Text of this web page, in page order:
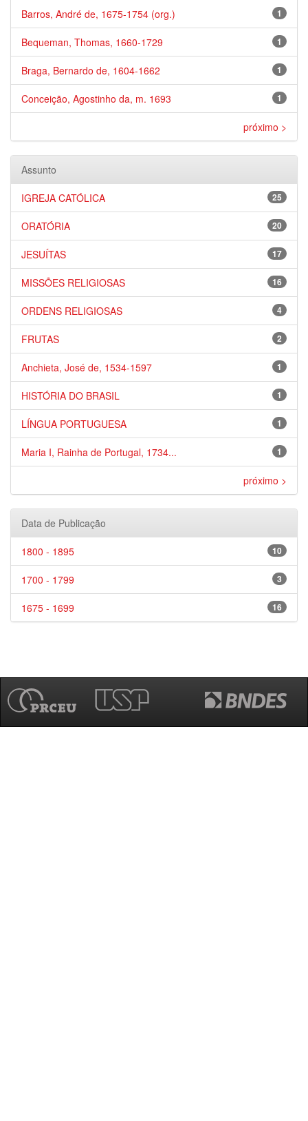
1
Barros, André de, 1675-1754 (org.)
1
Bequeman, Thomas, 1660-1729
1
Braga, Bernardo de, 1604-1662
1
Conceição, Agostinho da, m. 1693
próximo >
Assunto
25
IGREJA CATÓLICA
20
ORATÓRIA
17
JESUÍTAS
16
MISSÕES RELIGIOSAS
4
ORDENS RELIGIOSAS
2
FRUTAS
1
Anchieta, José de, 1534-1597
1
HISTÓRIA DO BRASIL
1
LÍNGUA PORTUGUESA
1
Maria I, Rainha de Portugal, 1734...
próximo >
Data de Publicação
10
1800 - 1895
3
1700 - 1799
16
1675 - 1699